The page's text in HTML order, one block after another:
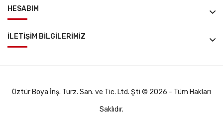
HESABIM
İLETIŞIM BILGILERIMİZ
Öztür Boya İnş. Turz. San. ve Tic. Ltd. Şti © 2026 - Tüm Hakları
Saklıdır.